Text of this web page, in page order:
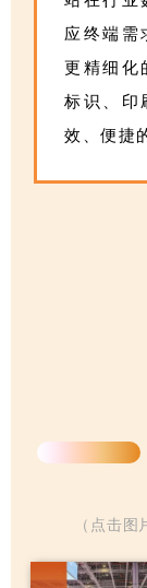
应终端需
更精细化
标识、印
效、便捷
（点击